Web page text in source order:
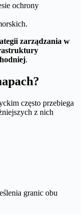
ochrony
zarządzania w
.
często przebiega
z nich
granic obu